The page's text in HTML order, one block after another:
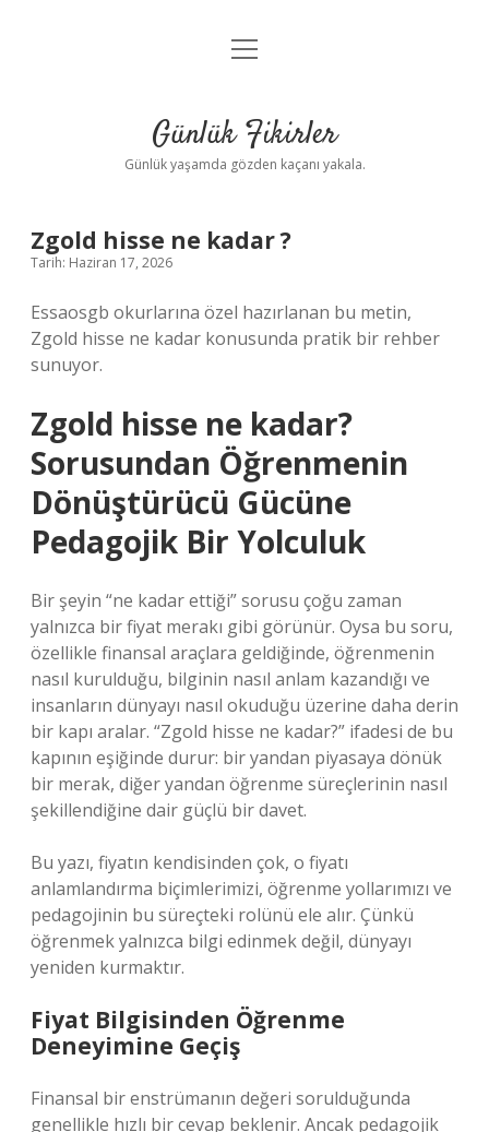
Anasayfa
Yasal Uyarı
menüyü
Günlük Fikirler
Günlük yaşamda gözden kaçanı yakala.
Zgold hisse ne kadar ?
Tarih: Haziran 17, 2026
Essaosgb okurlarına özel hazırlanan bu metin,
Zgold hisse ne kadar konusunda pratik bir rehber
sunuyor.
Zgold hisse ne kadar?
Sorusundan Öğrenmenin
Dönüştürücü Gücüne
Pedagojik Bir Yolculuk
Bir şeyin “ne kadar ettiği” sorusu çoğu zaman
yalnızca bir fiyat merakı gibi görünür. Oysa bu soru,
özellikle finansal araçlara geldiğinde, öğrenmenin
nasıl kurulduğu, bilginin nasıl anlam kazandığı ve
insanların dünyayı nasıl okuduğu üzerine daha derin
bir kapı aralar. “Zgold hisse ne kadar?” ifadesi de bu
kapının eşiğinde durur: bir yandan piyasaya dönük
bir merak, diğer yandan öğrenme süreçlerinin nasıl
şekillendiğine dair güçlü bir davet.
Bu yazı, fiyatın kendisinden çok, o fiyatı
anlamlandırma biçimlerimizi, öğrenme yollarımızı ve
pedagojinin bu süreçteki rolünü ele alır. Çünkü
öğrenmek yalnızca bilgi edinmek değil, dünyayı
yeniden kurmaktır.
Fiyat Bilgisinden Öğrenme
Deneyimine Geçiş
Finansal bir enstrümanın değeri sorulduğunda
genellikle hızlı bir cevap beklenir. Ancak pedagojik